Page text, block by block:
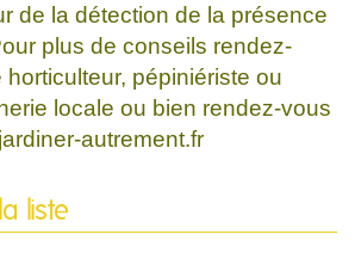
de la détection de la présence
plus de conseils rendez-
pépiniériste ou
locale ou bien rendez-vous
autrement.fr
liste